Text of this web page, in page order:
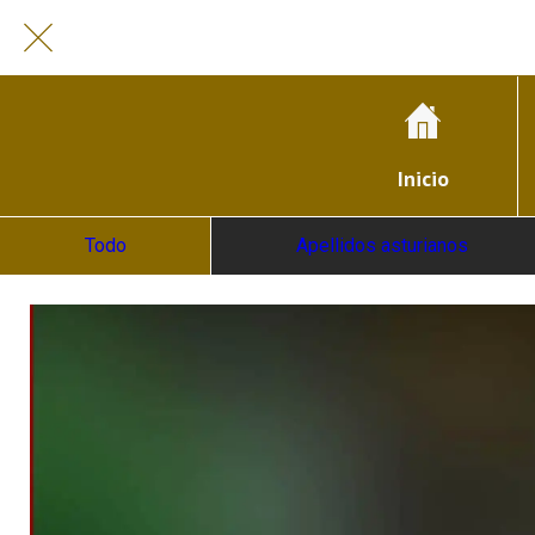
Inicio
Todo Apellidos asturianos